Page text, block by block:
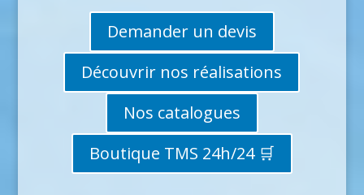
Demander un devis
Découvrir nos réalisations
Nos catalogues
Boutique TMS 24h/24 🛒